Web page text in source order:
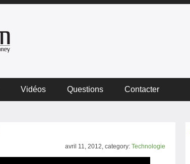
Vidéos Questions Contacter
avril 11, 2012, category: Technologie